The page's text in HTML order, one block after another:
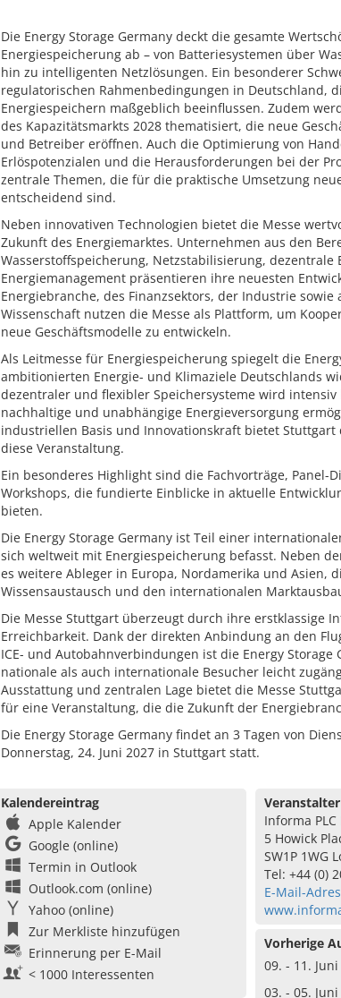
Die Energy Storage Germany deckt die gesamte
Energiespeicherung ab – von Batteriesystemen über
hin zu intelligenten Netzlösungen. Ein besonderer
regulatorischen Rahmenbedingungen in Deutschland,
Energiespeichern maßgeblich beeinflussen. Zudem
des Kapazitätsmarkts 2028 thematisiert, die neue
und Betreiber eröffnen. Auch die Optimierung von
Erlöspotenzialen und die Herausforderungen bei der
zentrale Themen, die für die praktische Umsetzung
entscheidend sind.
Neben innovativen Technologien bietet die Messe
Zukunft des Energiemarktes. Unternehmen aus den
Wasserstoffspeicherung, Netzstabilisierung, dezentrale
Energiemanagement präsentieren ihre neuesten
Energiebranche, des Finanzsektors, der Industrie sowie
Wissenschaft nutzen die Messe als Plattform, um
neue Geschäftsmodelle zu entwickeln.
Als Leitmesse für Energiespeicherung spiegelt die
ambitionierten Energie- und Klimaziele Deutschlands
dezentraler und flexibler Speichersysteme wird
nachhaltige und unabhängige Energieversorgung
industriellen Basis und Innovationskraft bietet
diese Veranstaltung.
Ein besonderes Highlight sind die Fachvorträge, Panel-
Workshops, die fundierte Einblicke in aktuelle
bieten.
Die Energy Storage Germany ist Teil einer
sich weltweit mit Energiespeicherung befasst. Neben
es weitere Ableger in Europa, Nordamerika und Asien,
Wissensaustausch und den internationalen
Die Messe Stuttgart überzeugt durch ihre erstklassige
Erreichbarkeit. Dank der direkten Anbindung an den
ICE- und Autobahnverbindungen ist die Energy Storage
nationale als auch internationale Besucher leicht
Ausstattung und zentralen Lage bietet die Messe
für eine Veranstaltung, die die Zukunft der
Die Energy Storage Germany findet an 3 Tagen von
Donnerstag, 24. Juni 2027 in Stuttgart statt.
Kalendereintrag
Apple Kalender
Google (online)
Termin in Outlook
Outlook.com (online)
Yahoo (online)
Zur Merkliste hinzufügen
Erinnerung per E-Mail
< 1000 Interessenten
Veranstalter
Informa
5 Howick
SW1P 1WG
Tel: +44 (0)
E-Mail-
Vorherige
09. - 11.
03. - 05.